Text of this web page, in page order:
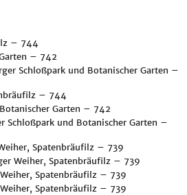
– 744
– 742
Schloßpark und Botanischer Garten –
– 744
Botanischer Garten – 742
Schloßpark und Botanischer Garten –
Spatenbräufilz – 739
Weiher, Spatenbräufilz – 739
Spatenbräufilz – 739
Spatenbräufilz – 739